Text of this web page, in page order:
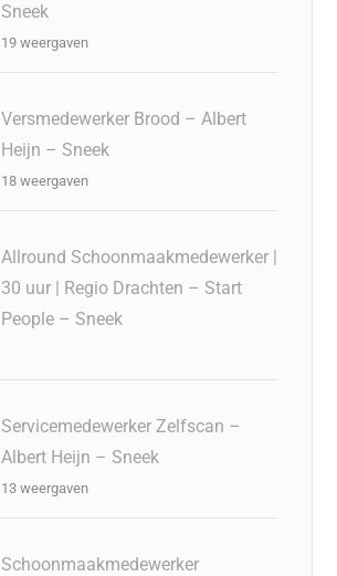
Sneek
19 weergaven
Versmedewerker Brood – Albert
Heijn – Sneek
18 weergaven
Allround Schoonmaakmedewerker |
30 uur | Regio Drachten – Start
People – Sneek
Servicemedewerker Zelfscan –
Albert Heijn – Sneek
13 weergaven
Schoonmaakmedewerker